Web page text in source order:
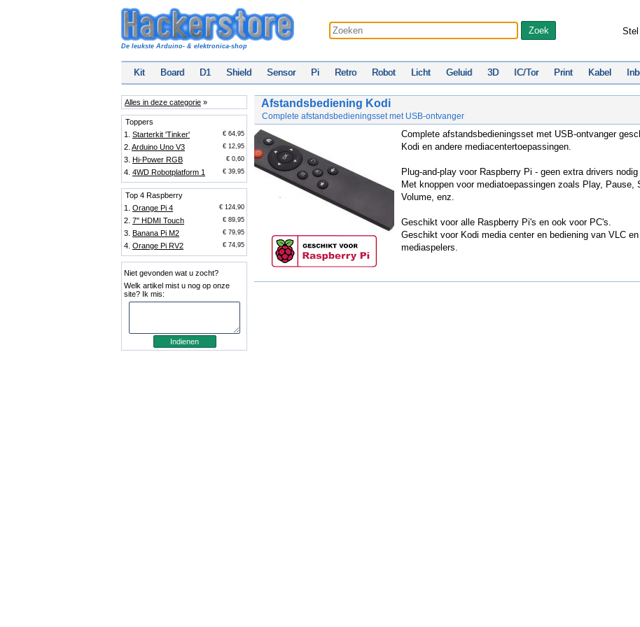
De leukste Arduino- & elektronica-shop
Kit Board D1 Shield Sensor Pi Retro Robot Licht Geluid 3D IC/Tor Print Kabel
Alles in deze categorie »
Toppers
1. Starterkit 'Tinker' € 64,95
2. Arduino Uno V3 € 12,95
3. Hi-Power RGB € 0,60
4. 4WD Robotplatform 1 € 39,95
Top 4 Raspberry
1. Orange Pi 4 € 124,90
2. 7'' HDMI Touch € 89,95
3. Banana Pi M2 € 79,95
4. Orange Pi RV2 € 74,95
Niet gevonden wat u zocht?
Welk artikel mist u nog op onze
site? Ik mis:
Afstandsbediening Kodi
Complete afstandsbedieningsset met USB-ontvanger
Complete afstandsbedieningsset met USB-ontvanger
Kodi en andere mediacentertoepassingen.
Plug-and-play voor Raspberry Pi - geen extra drivers nodig
Met knoppen voor mediatoepassingen zoals Play, Pause,
Volume, enz.
Geschikt voor alle Raspberry Pi's en ook voor PC's.
Geschikt voor Kodi media center en bediening van VLC en
mediaspelers.